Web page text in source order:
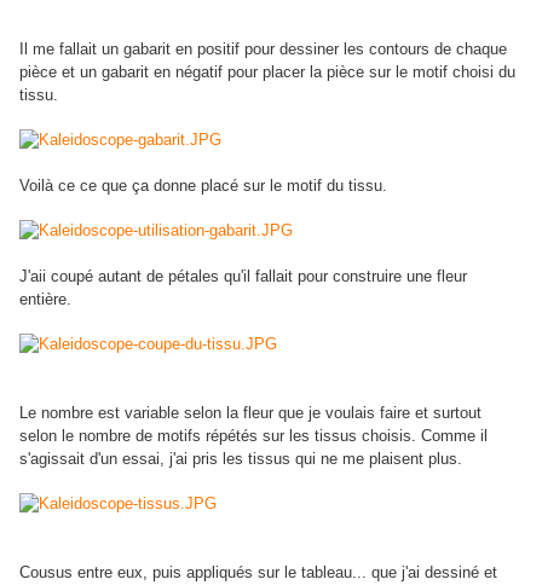
Il me fallait un gabarit en positif pour dessiner les contours de chaque
pièce et un gabarit en négatif pour placer la pièce sur le motif choisi du
tissu.
Voilà ce ce que ça donne placé sur le motif du tissu.
J'aii coupé autant de pétales qu'il fallait pour construire une fleur
entière.
Le nombre est variable selon la fleur que je voulais faire et surtout
selon le nombre de motifs répétés sur les tissus choisis. Comme il
s'agissait d'un essai, j'ai pris les tissus qui ne me plaisent plus.
Cousus entre eux, puis appliqués sur le tableau... que j'ai dessiné et